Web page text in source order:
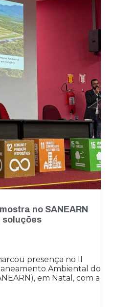
no SANEARN
soluções
presença no II
Ambiental do
em Natal, com a